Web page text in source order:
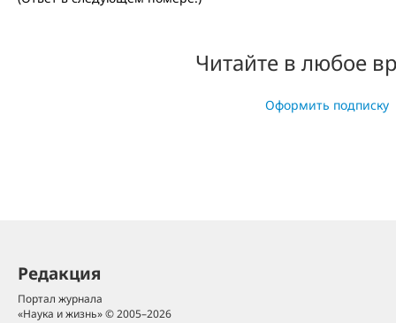
Читайте в любое
Оформить подписку
Редакция
Портал журнала
«Наука и жизнь» © 2005–2026